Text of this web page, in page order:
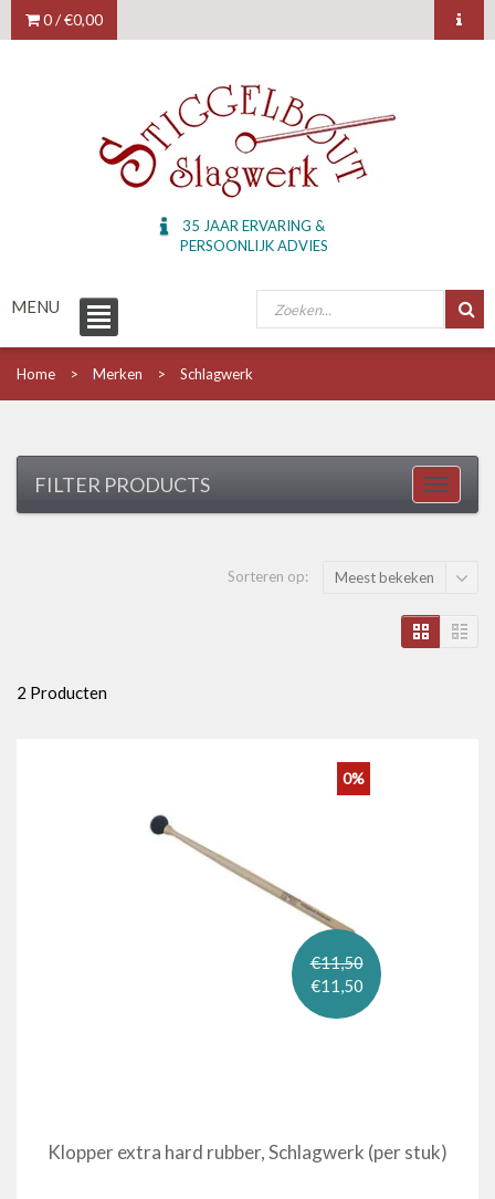
0 /€0,00
35 JAAR ERVARING &
PERSOONLIJK ADVIES
MENU
Home Merken Schlagwerk
FILTER PRODUCTS
Sorteren op: Meest bekeken
2 Producten
€11,50
€11,50
0%
Klopper extra hard rubber, Schlagwerk (per stuk)